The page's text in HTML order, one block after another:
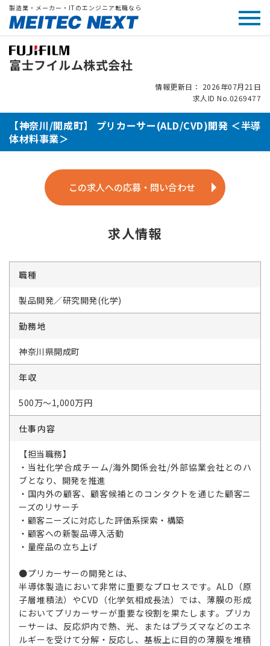
製造業・メーカー・ITのエンジニア転職なら
富士フイルム株式会社
情報更新日： 2026年07月21日
求人ID No.0269477
【神奈川/開成町】 プリカーサー(ALD/CVD)開発 ＜半導
体材料事業＞
この求人への応募・問い合わせ
求人情報
職種
製品開発／研究開発(化学)
勤務地
神奈川県開成町
年収
500万～1,000万円
仕事内容
【担当職務】
・当社化学合成チーム/海外関係会社/外部協業会社とのハ
ブとなり、開発を推進
・国内外の顧客、顧客候補とのコンタクトを通じた顧客ニ
ーズのリサーチ
・顧客ニーズに対応した評価系探索・構築
・顧客への新製品導入活動
・量産品の立ち上げ
●プリカーサーの開発とは、
半導体製造において非常に重要なプロセスです。ALD（原
子層堆積法）やCVD（化学気相成長法）では、薄膜の形成
においてプリカーサーが重要な役割を果たします。プリカ
ーサーは、反応炉内で熱、光、またはプラズマなどのエネ
ルギーを受けて分解・反応し、基板上に目的の薄膜を堆積